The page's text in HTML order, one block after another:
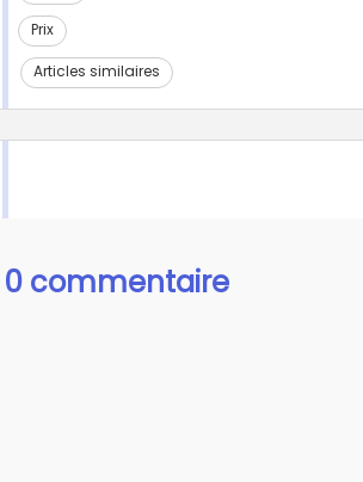
Prix
Articles similaires
0 commentaire